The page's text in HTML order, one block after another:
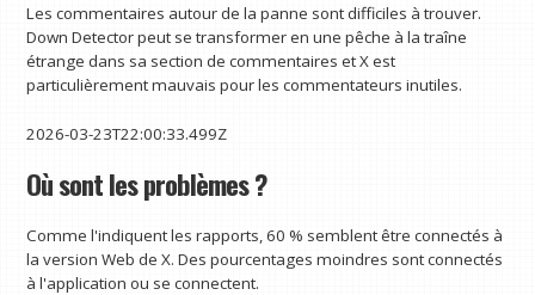
Les commentaires autour de la panne sont difficiles à trouver.
Down Detector peut se transformer en une pêche à la traîne
étrange dans sa section de commentaires et X est
particulièrement mauvais pour les commentateurs inutiles.
2026-03-23T22:00:33.499Z
Où sont les problèmes ?
Comme l'indiquent les rapports, 60 % semblent être connectés à
la version Web de X. Des pourcentages moindres sont connectés
à l'application ou se connectent.